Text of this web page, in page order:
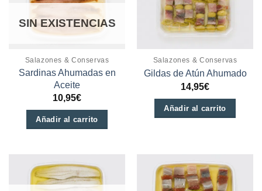
SIN EXISTENCIAS
Salazones & Conservas
Sardinas Ahumadas en
Aceite
10,95€
Añadir al carrito
Salazones & Conservas
Gildas de Atún Ahumado
14,95€
Añadir al carrito